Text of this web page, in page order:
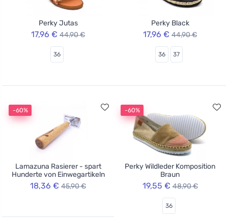
Perky Jutas
17,96 € 44,90 €
36
Perky Black
17,96 € 44,90 €
36 37
-60%
Lamazuna Rasierer - spart
Hunderte von Einwegartikeln
18,36 € 45,90 €
-60%
Perky Wildleder Komposition
Braun
19,55 € 48,90 €
36